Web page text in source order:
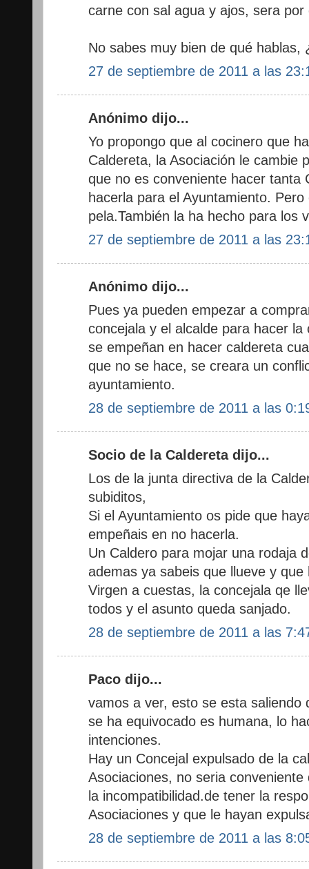
carne con sal agua y ajos, sera
No sabes muy bien de qué hablas,
27 de septiembre de 2011 a las
Anónimo dijo...
Yo propongo que al cocinero que
Caldereta, la Asociación le cambie
que no es conveniente hacer tanta
hacerla para el Ayuntamiento.
pela.También la ha hecho para los
27 de septiembre de 2011 a las
Anónimo dijo...
Pues ya pueden empezar a
concejala y el alcalde para hacer
se empeñan en hacer caldereta
que no se hace, se creara un
ayuntamiento.
28 de septiembre de 2011 a las
Socio de la Caldereta dijo...
Los de la junta directiva de la
subiditos,
Si el Ayuntamiento os pide que
empeñais en no hacerla.
Un Caldero para mojar una rodaja
ademas ya sabeis que llueve y
Virgen a cuestas, la concejala qe
todos y el asunto queda sanjado.
28 de septiembre de 2011 a las
Paco dijo...
vamos a ver, esto se esta saliendo
se ha equivocado es humana, lo
intenciones.
Hay un Concejal expulsado de la
Asociaciones, no seria
la incompatibilidad.de tener la
Asociaciones y que le hayan
28 de septiembre de 2011 a las